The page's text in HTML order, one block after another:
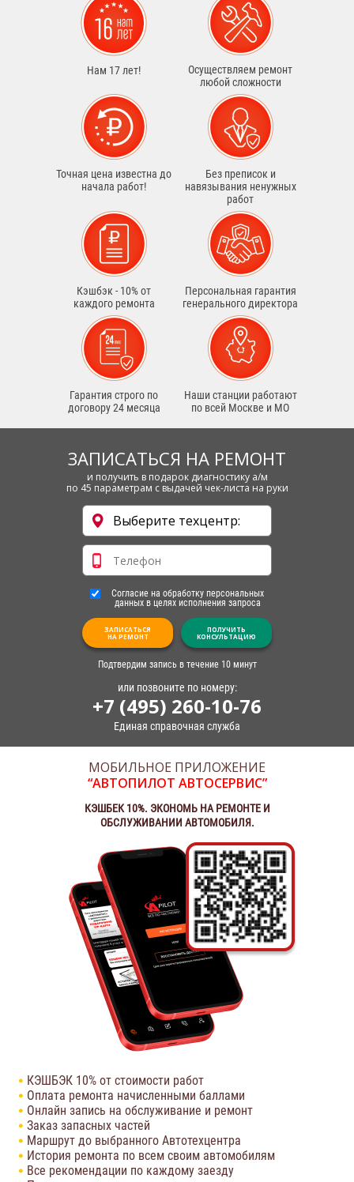
Нам 17 лет!
Осуществляем ремонт
любой сложности
Точная цена известна до
начала работ!
Без преписок и
навязывания ненужных
работ
Кэшбэк - 10% от
каждого ремонта
Персональная гарантия
генерального директора
Гарантия строго по
договору 24 месяца
Наши станции работают
по всей Москве и МО
ЗАПИСАТЬСЯ НА РЕМОНТ
и получить в подарок диагностику а/м
по 45 параметрам с выдачей чек-листа на руки
Согласие на обработку персональных
данных в целях исполнения запроса
ЗАПИСАТЬСЯ
НА РЕМОНТ
ПОЛУЧИТЬ
КОНСУЛЬТАЦИЮ
Подтвердим запись в течение 10 минут
или позвоните по номеру:
+7 (495) 260-10-76
Единая справочная служба
МОБИЛЬНОЕ ПРИЛОЖЕНИЕ
“АВТОПИЛОТ АВТОСЕРВИС”
КЭШБЕК 10%. ЭКОНОМЬ НА РЕМОНТЕ И
ОБСЛУЖИВАНИИ АВТОМОБИЛЯ.
КЭШБЭК 10% от стоимости работ
Оплата ремонта начисленными баллами
Онлайн запись на обслуживание и ремонт
Заказ запасных частей
Маршрут до выбранного Автотехцентра
История ремонта по всем своим автомобилям
Все рекомендации по каждому заезду